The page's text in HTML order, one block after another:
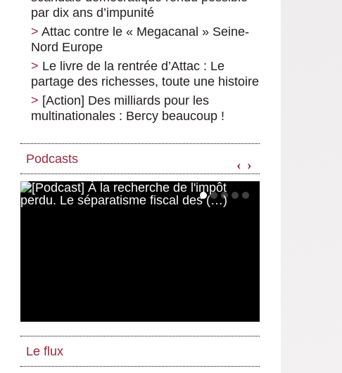
par dix ans d’impunité
Attac contre le « Megacanal » Seine-
Nord Europe
Le livre de la rentrée d’Attac : Le
partage des richesses, toute une histoire
[Action] Des milliards pour les
multinationales : Bercy beaucoup !
Podcasts ‹ ›
Le flux